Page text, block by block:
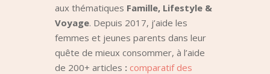
aux thématiques Famille, Lifestyle &
Voyage. Depuis 2017, j’aide les
femmes et jeunes parents dans leur
quête de mieux consommer, à l’aide
de 200+ articles : comparatif des